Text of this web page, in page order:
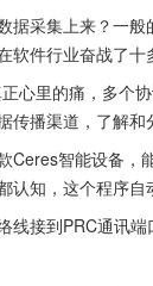
据采集上来？一
件行业奋战了十
心里的痛，多个
播渠道，了解和
Ceres智能设备
认知，这个程序
线接到PRC通讯